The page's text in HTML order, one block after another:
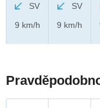
SV
9 km/h
SV
9 km/h